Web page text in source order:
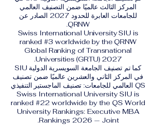
المركز الثالث عالميًا ضمن التصنيف العالمي
للجامعات العابرة للحدود 2027 الصادر عن
QRNW.
Swiss International University SIU is
ranked #3 worldwide by the QRNW
Global Ranking of Transnational
Universities (GRTU) 2027.
كما تم تصنيف الجامعة السويسرية الدولية SIU
في المركز الثاني والعشرين عالميًا ضمن تصنيف
QS العالمي للجامعات: تصنيف الماجستير التنفيذي
Swiss International University SIU is
ranked #22 worldwide by the QS World
University Rankings: Executive MBA
Rankings 2026 — Joint.